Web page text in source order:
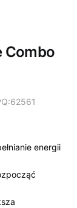
Combo
energii